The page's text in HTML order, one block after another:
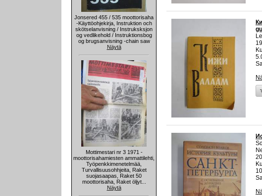
Jonsered 455 / 535 moottorisaha
-Käyttöohjekirja, Instruktion och
skötselanvisning / Instruksksjon
og vedlikehold / Instruktionsbog
og brugsanvisning -chain saw
Näytä
Mottimestari nr 3 1971 -
moottorisahamiesten ammattilehti,
Työpenkkimenetelmää,
Turvallisuusohhjeita, Raket
suojasaapas, Raket 50
moottorisaha, Raket öljyt...
Näytä